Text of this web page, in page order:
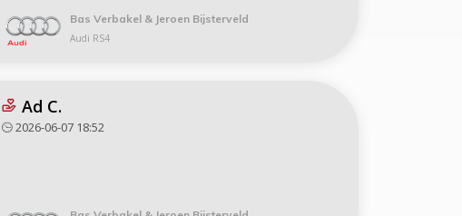
Bas Verbakel & Jeroen Bijsterveld
Audi RS4
Ad C.
2026-06-07 18:52